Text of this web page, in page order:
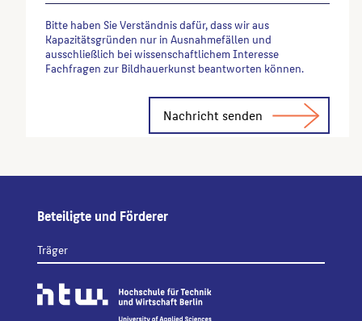
Bitte haben Sie Verständnis dafür, dass wir aus
Kapazitätsgründen nur in Ausnahmefällen und
ausschließlich bei wissenschaftlichem Interesse
Fachfragen zur Bildhauerkunst beantworten können.
Beteiligte und Förderer
Träger